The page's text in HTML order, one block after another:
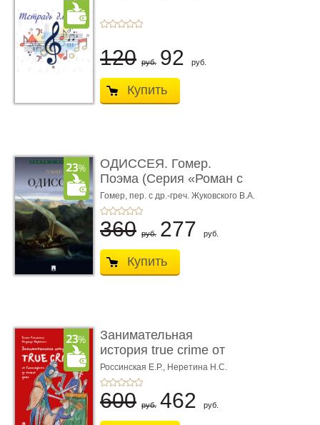
120 руб. 92 руб.
Купить
ОДИССЕЯ. Гомер.
Поэма (Серия «Роман с
книгой»)
Гомер, пер. с др.-греч. Жуковского В.А.
360 руб. 277 руб.
Купить
Занимательная
история true crime от
Гиппократа до � ...
Россинская Е.Р., Неретина Н.С.
600 руб. 462 руб.